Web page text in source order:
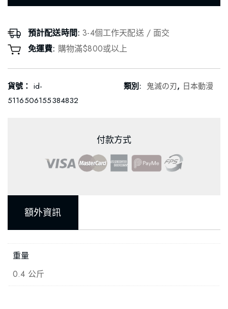
預計配送時間:3-4個工作天配送 / 面交
免運費: 購物滿$800或以上
貨號： id-
5116506155384832
類別: 鬼滅の刃, 日本動漫
付款方式
額外資訊
重量
0.4 公斤